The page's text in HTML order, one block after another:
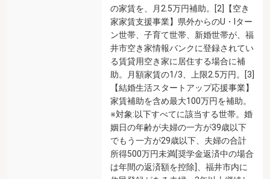
の家賃を、月2.5万円補助。[2]【空き
家家賃支援事業】県外からのU・Iター
ン世帯、子育て世帯、新婚世帯が、福
井市空き家情報バンクに登録されてい
る賃貸用空き家に居住する場合に補
助。月額家賃の1/3、上限2.5万円。[3]
【結婚生活スタートアップ応援事業】
家賃補助を含め最大100万円を補助。
※対象:以下すべてに該当する世帯。婚
姻日の年齢が夫婦の一方が39歳以下
でもう一方が29歳以下、夫婦の合計
所得500万円未満[奨学金返済中の場合
は年間の返済額を控除]、福井市内に